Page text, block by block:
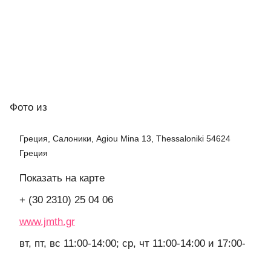
Фото из
Греция, Салоники, Agiou Mina 13, Thessaloniki 54624
Греция
Показать на карте
+ (30 2310) 25 04 06
www.jmth.gr
вт, пт, вс 11:00-14:00; ср, чт 11:00-14:00 и 17:00-